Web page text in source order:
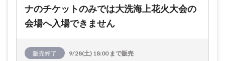
ナのチケットのみでは大洗海上花火大会の
会場へ入場できません
販売終了 9/28(土) 18:00 まで販売